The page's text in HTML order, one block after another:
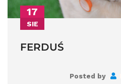
17
SIE
FERDUŚ
Posted by